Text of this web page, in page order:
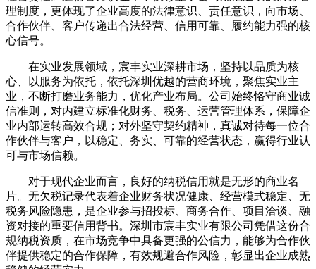
理制度，更体现了企业高度的法律意识、责任意识，向市场、
合作伙伴、客户传递出合法经营、信用可靠、履约能力强的核
心信号。
在实业发展领域，宸丰实业深耕市场，坚持以品质为核
心、以服务为依托，依托深圳优越的营商环境，聚焦实业主
业，不断打磨业务能力，优化产业布局。公司始终恪守商业诚
信准则，对内建立标准化财务、税务、运营管理体系，保障企
业内部运转高效合规；对外坚守契约精神，真诚对待每一位合
作伙伴与客户，以稳定、务实、可靠的经营状态，赢得行业认
可与市场信赖。
对于现代企业而言，良好的纳税信用就是无形的商业名
片。无欠税记录代表着企业财务状况健康、经营模式稳定、无
税务风险隐患，是企业参与招投标、商务合作、项目洽谈、融
资对接的重要信用背书。深圳市宸丰实业有限公司凭借这份合
规纳税资质，在市场竞争中具备更强的公信力，能够为合作伙
伴提供稳定的合作保障，有效规避合作风险，彰显出企业成熟